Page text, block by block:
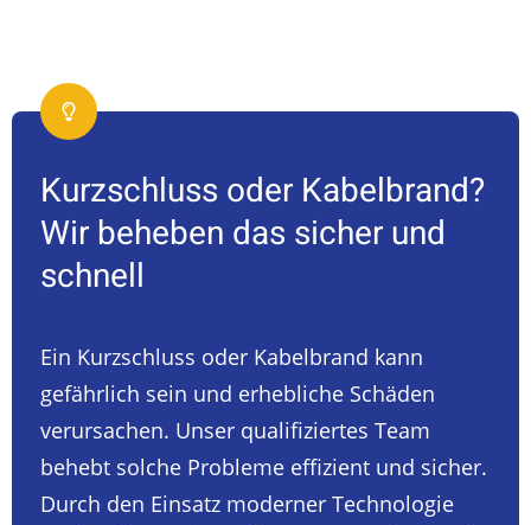
Kurzschluss oder Kabelbrand?
Wir beheben das sicher und
schnell
Ein Kurzschluss oder Kabelbrand kann
gefährlich sein und erhebliche Schäden
verursachen. Unser qualifiziertes Team
behebt solche Probleme effizient und sicher.
Durch den Einsatz moderner Technologie